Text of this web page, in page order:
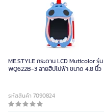
ME.STYLE กระดาน LCD Muticolor รุ่น
WQ622B-3 ลายฮิปโปฟ้า ขนาด 4.8 นิ้ว
รหัสสินค้า 7090824